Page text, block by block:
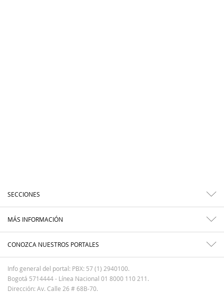
SECCIONES
MÁS INFORMACIÓN
CONOZCA NUESTROS PORTALES
Info general del portal: PBX: 57 (1) 2940100.
Bogotá 5714444 - Línea Nacional 01 8000 110 211.
Dirección: Av. Calle 26 # 68B-70.